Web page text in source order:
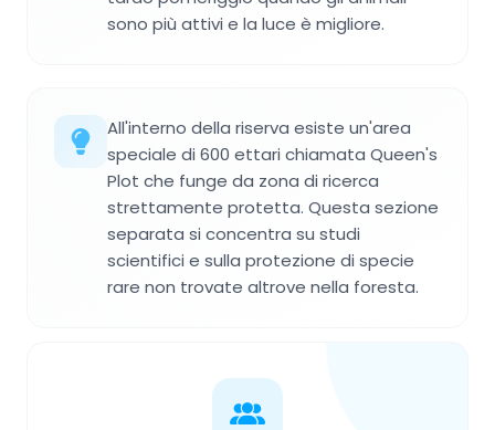
sono più attivi e la luce è migliore.
All'interno della riserva esiste un'area
speciale di 600 ettari chiamata Queen's
Plot che funge da zona di ricerca
strettamente protetta. Questa sezione
separata si concentra su studi
scientifici e sulla protezione di specie
rare non trovate altrove nella foresta.